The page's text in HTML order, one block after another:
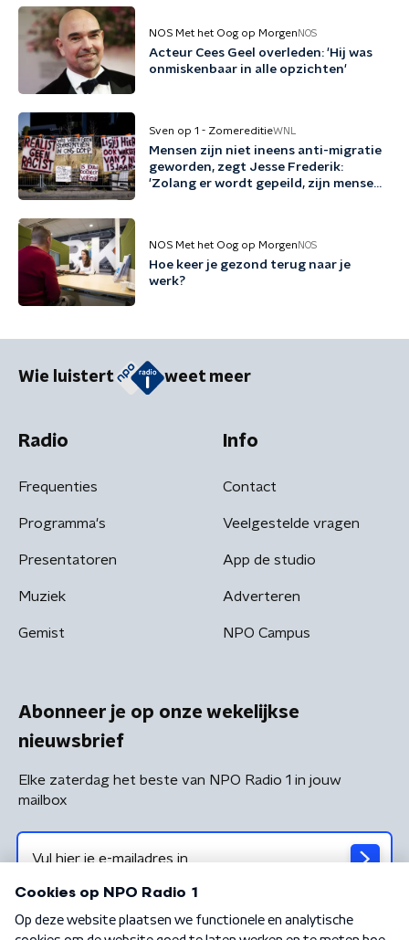
NOS Met het Oog op Morgen NOS
Acteur Cees Geel overleden: 'Hij was
onmiskenbaar in alle opzichten'
Sven op 1 - ZomereditieWNL
Mensen zijn niet ineens anti-migratie
geworden, zegt Jesse Frederik:
'Zolang er wordt gepeild, zijn mensen
NOS Met het Oog op Morgen NOS
Hoe keer je gezond terug naar je
werk?
Wie luistert weet meer
Radio
Frequenties
Programma's
Presentatoren
Muziek
Gemist
Info
Contact
Veelgestelde vragen
App de studio
Adverteren
NPO Campus
Abonneer je op onze wekelijkse
nieuwsbrief
Elke zaterdag het beste van NPO Radio 1 in jouw
mailbox